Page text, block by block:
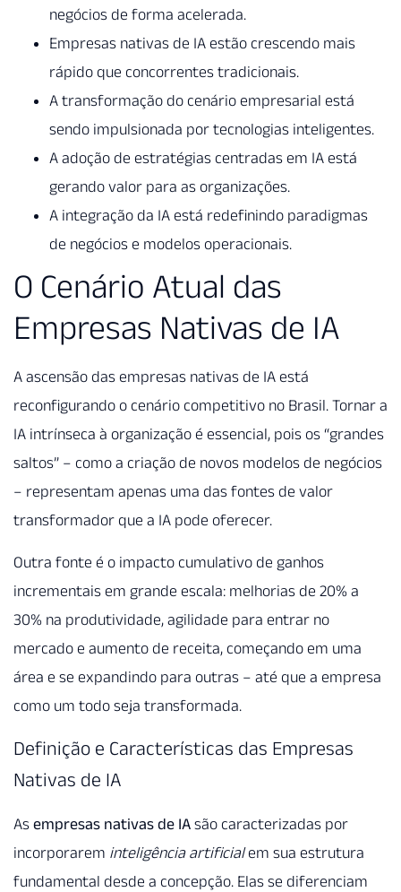
negócios de forma acelerada.
Empresas nativas de IA estão crescendo mais
rápido que concorrentes tradicionais.
A transformação do cenário empresarial está
sendo impulsionada por tecnologias inteligentes.
A adoção de estratégias centradas em IA está
gerando valor para as organizações.
A integração da IA está redefinindo paradigmas
de negócios e modelos operacionais.
O Cenário Atual das
Empresas Nativas de IA
A ascensão das empresas nativas de IA está
reconfigurando o cenário competitivo no Brasil. Tornar a
IA intrínseca à organização é essencial, pois os “grandes
saltos” – como a criação de novos modelos de negócios
– representam apenas uma das fontes de valor
transformador que a IA pode oferecer.
Outra fonte é o impacto cumulativo de ganhos
incrementais em grande escala: melhorias de 20% a
30% na produtividade, agilidade para entrar no
mercado e aumento de receita, começando em uma
área e se expandindo para outras – até que a empresa
como um todo seja transformada.
Definição e Características das Empresas
Nativas de IA
As empresas nativas de IA são caracterizadas por
incorporarem inteligência artificialem sua estrutura
fundamental desde a concepção. Elas se diferenciam